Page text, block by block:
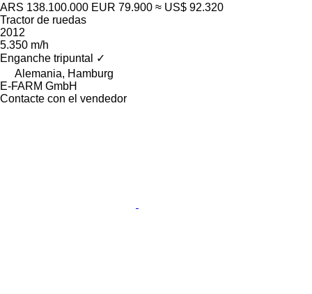
ARS 138.100.000 EUR 79.900 ≈ US$ 92.320
Tractor de ruedas
2012
5.350 m/h
Enganche tripuntal
✓
Alemania, Hamburg
E-FARM GmbH
Contacte con el vendedor